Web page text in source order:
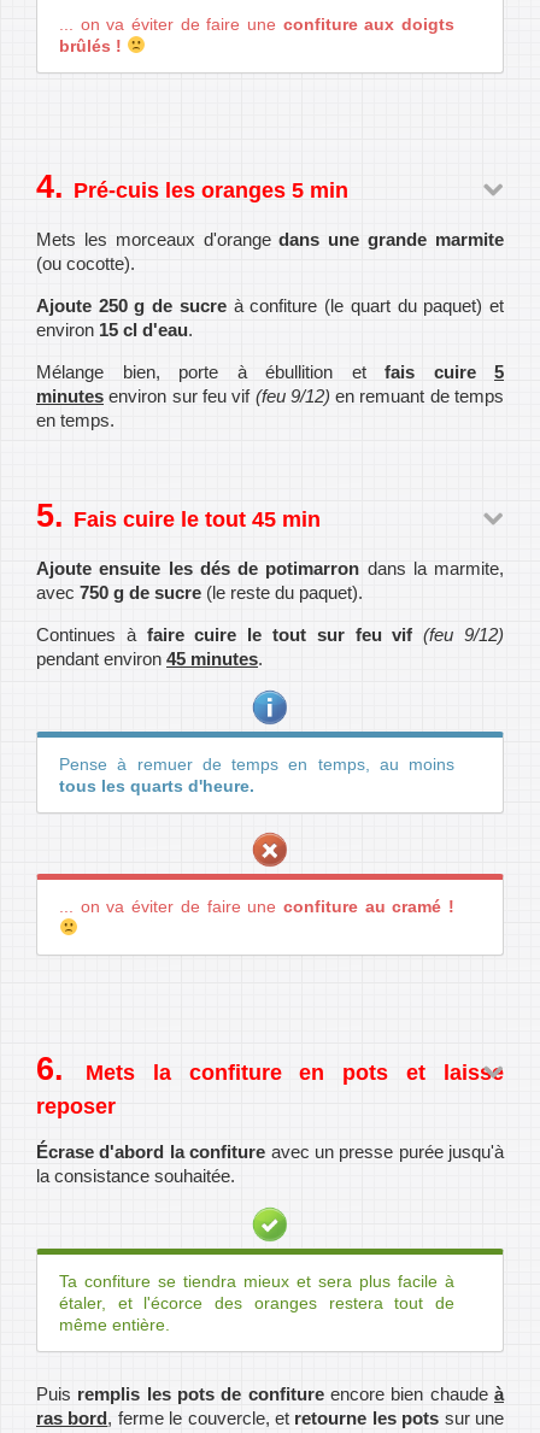
... on va éviter de faire une confiture aux doigts
brûlés !
Pré-cuis les oranges 5 min
Mets les morceaux d'orangedans une grande marmite
(ou cocotte).
Ajoute 250 g de sucreà confiture (le quart du paquet) et
environ 15 cl d'eau.
Mélange bien, porte à ébullition et fais cuire 5
minutes environ sur feu vif (feu 9/12)en remuant de temps
en temps.
Fais cuire le tout 45 min
Ajoute ensuite les dés de potimarron dans la marmite,
avec 750 g de sucre (le reste du paquet).
Continues à faire cuire le tout sur feu vif(feu 9/12)
pendant environ 45 minutes.
Pense à remuer de temps en temps, au moins
tous les quarts d'heure.
... on va éviter de faire une confiture au cramé !
Mets la confiture en pots et laisse
reposer
Écrase d'abord la confiture avec un presse purée jusqu'à
la consistance souhaitée.
Ta confiture se tiendra mieux et sera plus facile à
étaler, et l'écorce des oranges restera tout de
même entière.
Puis remplis les pots de confitureencore bien chaudeà
ras bord, ferme le couvercle, et retourne les pots sur une